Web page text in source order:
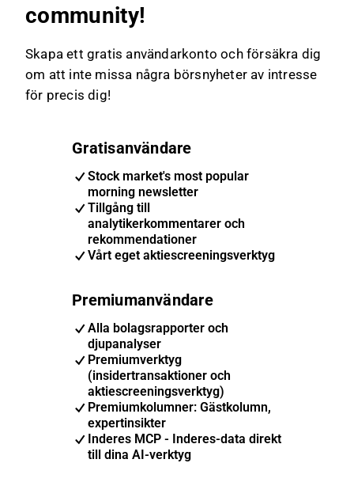
community!
Skapa ett gratis användarkonto och försäkra dig
om att inte missa några börsnyheter av intresse
för precis dig!
Gratisanvändare
Stock market's most popular
morning newsletter
Tillgång till
analytikerkommentarer och
rekommendationer
Vårt eget aktiescreeningsverktyg
Premiumanvändare
Alla bolagsrapporter och
djupanalyser
Premiumverktyg
(insidertransaktioner och
aktiescreeningsverktyg)
Premiumkolumner: Gästkolumn,
expertinsikter
Inderes MCP - Inderes-data direkt
till dina AI-verktyg